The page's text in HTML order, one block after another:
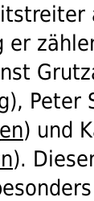
er
), Peter
) und
).